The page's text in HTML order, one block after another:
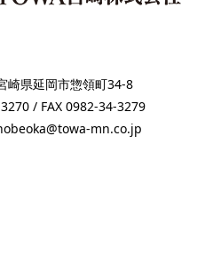
崎県延岡市惣領町34-8
/ FAX 0982-34-3279
mn.co.jp